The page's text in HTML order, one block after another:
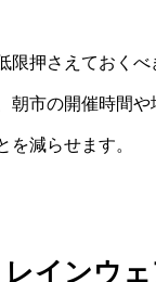
限押さえておく
朝市の開催時間
を減らせます。
インウ